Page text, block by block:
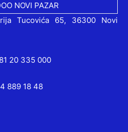
NOVI PAZAR
Tucovića 65, 36300 Novi
20 335 000
889 18 48